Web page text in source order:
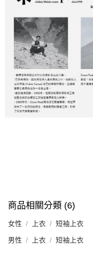
商品相關分類 (6)
女性 上衣 短袖上衣
男性 上衣 短袖上衣